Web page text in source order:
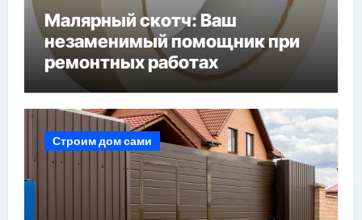
Малярный скотч: Ваш
незаменимый помощник при
ремонтных работах
Строим дом сами